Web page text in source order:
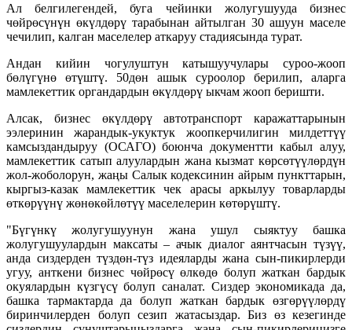
Ал белгилегендей, буга чейинки жолугушууда бизнес
чөйрөсүнүн өкүлдөрү тарабынан айтылган 30 ашуун маселе
чечилип, калган маселелер аткаруу стадиясында турат.
Андан кийин чогулуштун катышуучулары суроо-жооп
бөлүгүнө өтүштү. 50дөн ашык суроолор берилип, аларга
мамлекеттик органдардын өкүлдөрү ыкчам жооп беришти.
Алсак, бизнес өкүлдөрү автотранспорт каражаттарынын
ээлеринин жарандык-укуктук жоопкерчилигин милдеттүү
камсыздандыруу (ОСАГО) боюнча документти кабыл алуу,
мамлекеттик сатып алуулардын жана кызмат көрсөтүүлөрдүн
жол-жоболорун, жаңы Салык кодексинин айрым пункттарын,
кыргыз-казак мамлекеттик чек арасы аркылуу товарларды
өткөрүүнү жөнөкөйлөтүү маселелерин көтөрүштү.
"Бүгүнкү жолугушуунун жана ушул сыяктуу башка
жолугушуулардын максаты – ачык диалог аянтчасын түзүү,
анда сиздерден түздөн-түз идеяларды жана сын-пикирлерди
угуу, анткени бизнес чөйрөсү өлкөдө болуп жаткан бардык
окуялардын күзгүсү болуп саналат. Сиздер экономикада да,
башка тармактарда да болуп жаткан бардык өзгөрүүлөрдү
биринчилерден болуп сезип жатасыздар. Биз өз кезегинде